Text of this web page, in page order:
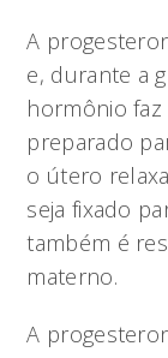
A
e, durante a
hormônio
preparado
o útero
seja fixado
também é
materno.
A